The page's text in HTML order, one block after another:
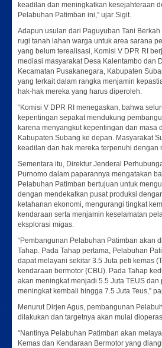
keadilan dan meningkatkan kesejahteraan
Pelabuhan Patimban ini,” ujar Sigit.
Adapun usulan dari Paguyuban Tani
rugi tanah lahan warga untuk area sarana
yang belum terealisasi, Komisi V DPR RI
mediasi masyarakat Desa Kalentambo dan
Kecamatan Pusakanegara, Kabupaten
yang terkait dalam rangka menjamin
hak-hak mereka yang harus diperoleh.
“Komisi V DPR RI menegaskan, bahwa
kepentingan sepakat mendukung
karena menyangkut kepentingan dan masa
Kabupaten Subang ke depan. Masyarakat
keadilan dan hak mereka terpenuhi dengan
Sementara itu, Direktur Jenderal
Purnomo dalam paparannya mengatakan
Pelabuhan Patimban bertujuan untuk
dengan mendekatkan pusat produksi
ketahanan ekonomi, mengurangi tingkat
kendaraan serta menjamin keselamatan
eksplorasi migas.
“Pembangunan Pelabuhan Patimban akan
Tahap. Pada Tahap pertama, Pelabuhan
dapat melayani sekitar 3.5 Juta peti kemas
kendaraan bermotor (CBU). Pada Tahap
akan meningkat menjadi 5.5 Juta TEUS dan
meningkat kembali hingga 7.5 Juta Teus,”
Menurut Dirjen Agus, pembangunan
dilakukan dan targetnya akan mulai
“Nantinya Pelabuhan Patimban akan
Kemas dan Kendaraan Bermotor yang